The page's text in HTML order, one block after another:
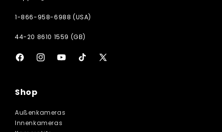
1-866-958-6988 (USA)
44-20 8610 1559 (GB)
FacebookInstagramYouTubeTikTokX
Shop
Außenkameras
Innenkameras